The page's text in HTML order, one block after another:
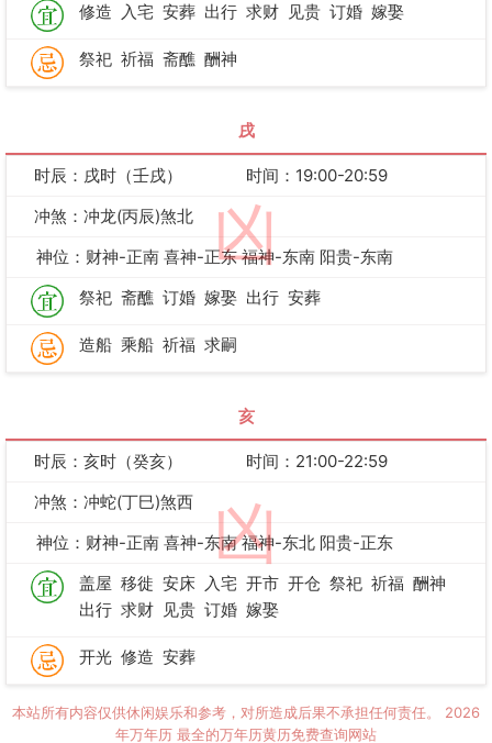
修造 入宅 安葬 出行 求财 见贵 订婚 嫁娶
祭祀 祈福 斋醮 酬神
戌
凶
时辰：戌时（壬戌）
时间：19:00-20:59
冲煞：冲龙(丙辰)煞北
神位：财神-正南 喜神-正东 福神-东南 阳贵-东南
祭祀 斋醮 订婚 嫁娶 出行 安葬
造船 乘船 祈福 求嗣
亥
凶
时辰：亥时（癸亥）
时间：21:00-22:59
冲煞：冲蛇(丁巳)煞西
神位：财神-正南 喜神-东南 福神-东北 阳贵-正东
盖屋 移徙 安床 入宅 开市 开仓 祭祀 祈福 酬神
出行 求财 见贵 订婚 嫁娶
开光 修造 安葬
本站所有内容仅供休闲娱乐和参考，对所造成后果不承担任何责任。 2026
年万年历 最全的万年历黄历免费查询网站